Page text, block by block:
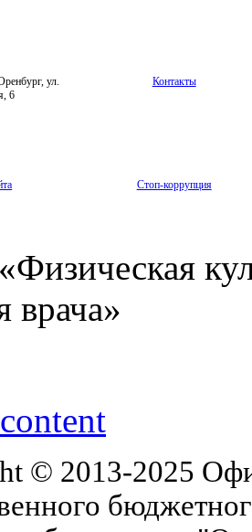
ул.
6
Контакты
Стоп-коррупция
«Физическая
врача»
© 2013-2025